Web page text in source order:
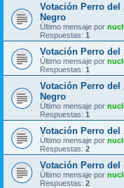
Votación Perro del
Negro
Último mensaje por
Respuestas: 1
Votación Perro del
Último mensaje por
Respuestas: 1
Votación Perro del
Negro
Último mensaje por
Respuestas: 1
Votación Perro del
Último mensaje por
Respuestas: 2
Votación Perro del
Último mensaje por
Respuestas: 2